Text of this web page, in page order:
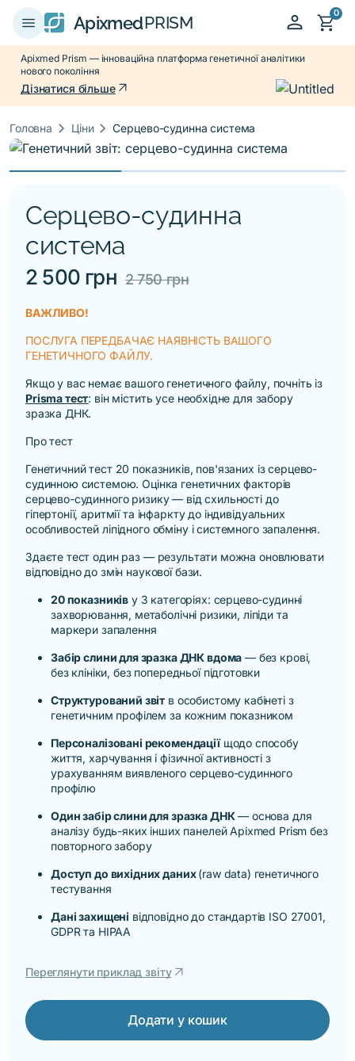
menu ApixmedPRISM person shopping_cart0
Apixmed Prism — інноваційна платформа генетичної аналітики
нового покоління
Дізнатися більшеarrow_outward
Головна keyboard_arrow_right Ціниkeyboard_arrow_rightСерцево-судинна система
Серцево-судинна
система
2 500 грн 2 750 грн
ВАЖЛИВО!
ПОСЛУГА ПЕРЕДБАЧАЄ НАЯВНІСТЬ ВАШОГО
ГЕНЕТИЧНОГО ФАЙЛУ.
Якщо у вас немає вашого генетичного файлу, почніть із
Prisma тест: він містить усе необхідне для забору
зразка ДНК.
Про тест
Генетичний тест 20 показників, пов'язаних із серцево-
судинною системою. Оцінка генетичних факторів
серцево-судинного ризику — від схильності до
гіпертонії, аритмії та інфаркту до індивідуальних
особливостей ліпідного обміну і системного запалення.
Здаєте тест один раз — результати можна оновлювати
відповідно до змін наукової бази.
20 показників у 3 категоріях: серцево-судинні
захворювання, метаболічні ризики, ліпіди та
маркери запалення
Забір слини для зразка ДНК вдома — без крові,
без клініки, без попередньої підготовки
Структурований звіт в особистому кабінеті з
генетичним профілем за кожним показником
Персоналізовані рекомендаціїщодо способу
життя, харчування і фізичної активності з
урахуванням виявленого серцево-судинного
профілю
Один забір слини для зразка ДНК— основа для
аналізу будь-яких інших панелей Apixmed Prism без
повторного забору
Доступ до вихідних даних(raw data) генетичного
тестування
Дані захищені відповідно до стандартів ISO 27001,
GDPR та HIPAA
Переглянути приклад звітуarrow_outward
Додати у кошик